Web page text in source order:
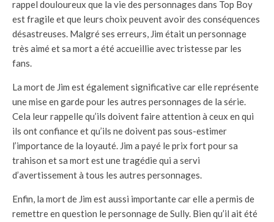
rappel douloureux que la vie des personnages dans Top Boy
est fragile et que leurs choix peuvent avoir des conséquences
désastreuses. Malgré ses erreurs, Jim était un personnage
très aimé et sa mort a été accueillie avec tristesse par les
fans.
La mort de Jim est également significative car elle représente
une mise en garde pour les autres personnages de la série.
Cela leur rappelle qu’ils doivent faire attention à ceux en qui
ils ont confiance et qu’ils ne doivent pas sous-estimer
l’importance de la loyauté. Jim a payé le prix fort pour sa
trahison et sa mort est une tragédie qui a servi
d’avertissement à tous les autres personnages.
Enfin, la mort de Jim est aussi importante car elle a permis de
remettre en question le personnage de Sully. Bien qu’il ait été